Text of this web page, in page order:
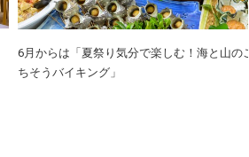
6月からは「夏祭り気分で楽しむ！海と山のご
ちそうバイキング」